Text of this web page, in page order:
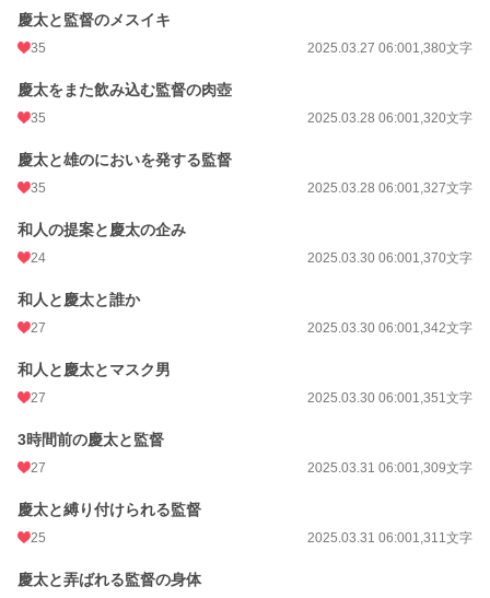
慶太と監督のメスイキ
35 2025.03.27 06:001,380文字
慶太をまた飲み込む監督の肉壺
35 2025.03.28 06:001,320文字
慶太と雄のにおいを発する監督
35 2025.03.28 06:001,327文字
和人の提案と慶太の企み
24 2025.03.30 06:001,370文字
和人と慶太と誰か
27 2025.03.30 06:001,342文字
和人と慶太とマスク男
27 2025.03.30 06:001,351文字
3時間前の慶太と監督
27 2025.03.31 06:001,309文字
慶太と縛り付けられる監督
25 2025.03.31 06:001,311文字
慶太と弄ばれる監督の身体